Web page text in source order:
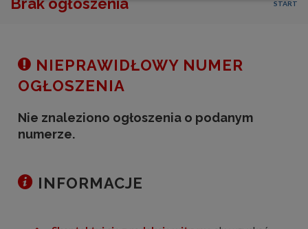
Brak ogłoszenia START
NIEPRAWIDŁOWY NUMER
OGŁOSZENIA
Nie znaleziono ogłoszenia o podanym
numerze.
INFORMACJE